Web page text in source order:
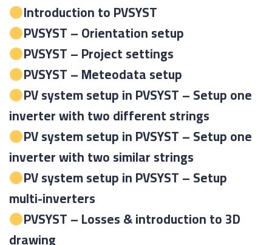
Introduction to PVSYST
PVSYST – Orientation setup
PVSYST – Project settings
PVSYST – Meteodata setup
PV system setup in PVSYST – Setup one
inverter with two different strings
PV system setup in PVSYST – Setup one
inverter with two similar strings
PV system setup in PVSYST – Setup
multi-inverters
PVSYST – Losses & introduction to 3D
drawing